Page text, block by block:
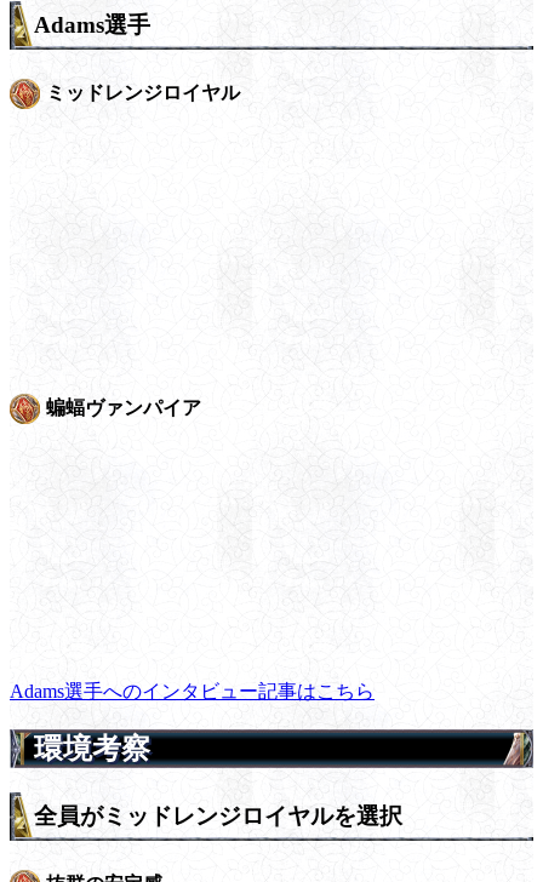
Adams選手
ミッドレンジロイヤル
蝙蝠ヴァンパイア
Adams選手へのインタビュー記事はこちら
環境考察
全員がミッドレンジロイヤルを選択